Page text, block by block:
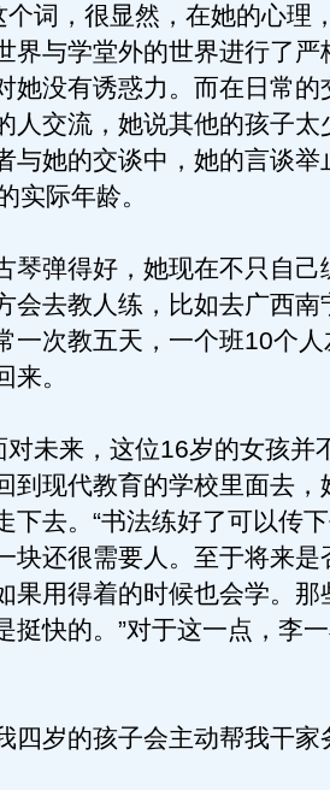
个词，很显然，在她的心理
界与学堂外的世界进行了严
她没有诱惑力。而在日常的
人交流，她说其他的孩子太
与她的交谈中，她的言谈举
实际年龄。
弹得好，她现在不只自己
会去教人练，比如去广西南
一次教五天，一个班10个
来。
未来，这位16岁的女孩并
到现代教育的学校里面去，
下去。“书法练好了可以传
块还很需要人。至于将来是
果用得着的时候也会学。那
挺快的。”对于这一点，李
岁的孩子会主动帮我干家